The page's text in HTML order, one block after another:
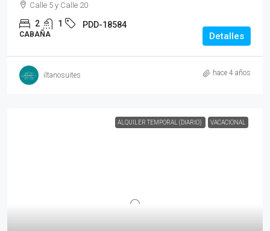
Calle 5 y Calle 20
2 1 PDD-18584
CABAÑA Detalles
iltanosuites hace 4 años
ALQUILER TEMPORAL (DIARIO) VACACIONAL